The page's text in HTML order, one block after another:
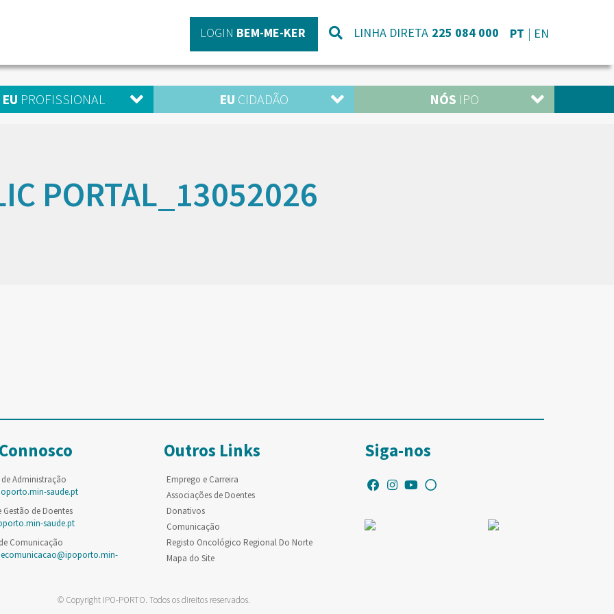
LOGIN BEM-ME-KER LINHA DIRETA 225 084 000 PT EN
EU PROFISSIONAL EU CIDADÃO NÓS IPO
PORTAL_13052026
Administração
saude.pt
Gestão de Doentes
saude.pt
Comunicação
Outros Links
Emprego e Carreira
Associações de Doentes
Donativos
Comunicação
Registo Oncológico Regional Do Norte
Mapa do Site
Siga-nos
© Copyright IPO-PORTO. Todos os direitos reservados.